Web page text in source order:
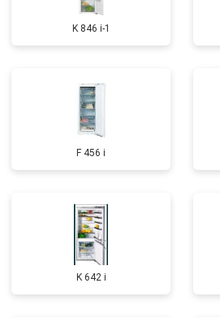
K 846 i-1
F 456 i
K 642 i